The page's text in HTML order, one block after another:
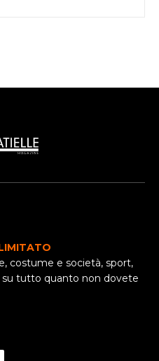
costume e società, sport,
tutto quanto non dovete